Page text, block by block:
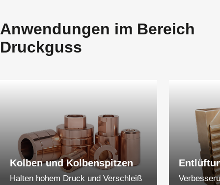
Anwendungen im Bereich
Druckguss
Kolben und Kolbenspitzen
Halten hohem Druck und Verschleiß